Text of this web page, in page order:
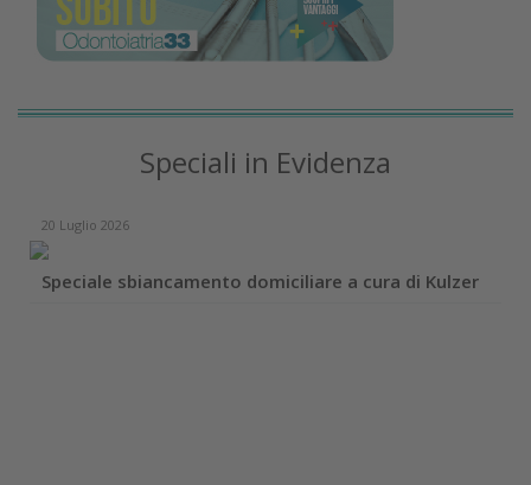
Speciali in Evidenza
20 Luglio 2026
Speciale sbiancamento domiciliare a cura di Kulzer